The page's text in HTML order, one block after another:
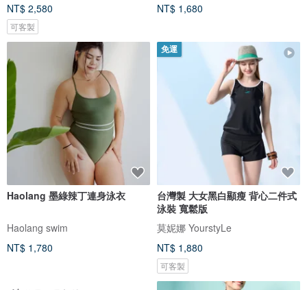
NT$ 2,580
可客製
NT$ 1,680
Haolang 墨綠辣丁連身泳衣
Haolang swim
NT$ 1,780
免運
台灣製 大女黑白顯瘦 背心二件式
泳裝 寬鬆版
莫妮娜 YourstyLe
NT$ 1,880
可客製